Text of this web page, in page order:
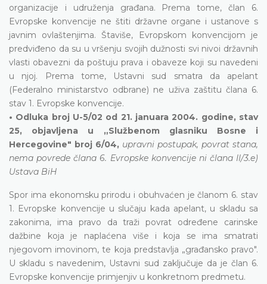
organizacije i udruženja građana. Prema tome, član 6.
Evropske konvencije ne štiti državne organe i ustanove s
javnim ovlaštenjima. Štaviše, Evropskom konvencijom je
predviđeno da su u vršenju svojih dužnosti svi nivoi državnih
vlasti obavezni da poštuju prava i obaveze koji su navedeni
u njoj. Prema tome, Ustavni sud smatra da apelant
(Federalno ministarstvo odbrane) ne uživa zaštitu člana 6.
stav 1. Evropske konvencije.
• Odluka broj U-5/02 od 21. januara 2004. godine, stav
25, objavljena u „Službenom glasniku Bosne i
Hercegovine" broj 6/04, upravni postupak, povrat stana,
nema povrede člana 6. Evropske konvencije ni člana II/3.e)
Ustava BiH
Spor ima ekonomsku prirodu i obuhvaćen je članom 6. stav
1. Evropske konvencije u slučaju kada apelant, u skladu sa
zakonima, ima pravo da traži povrat određene carinske
dažbine koja je naplaćena više i koja se ima smatrati
njegovom imovinom, te koja predstavlja „građansko pravo".
U skladu s navedenim, Ustavni sud zaključuje da je član 6.
Evropske konvencije primjenjiv u konkretnom predmetu.